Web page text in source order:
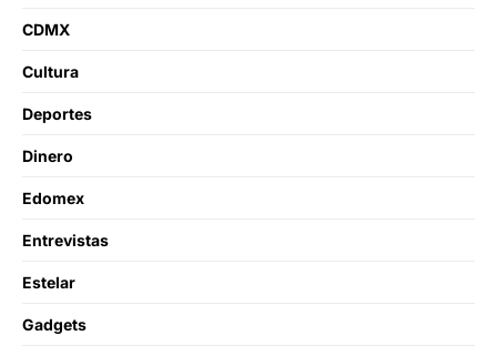
CDMX
Cultura
Deportes
Dinero
Edomex
Entrevistas
Estelar
Gadgets